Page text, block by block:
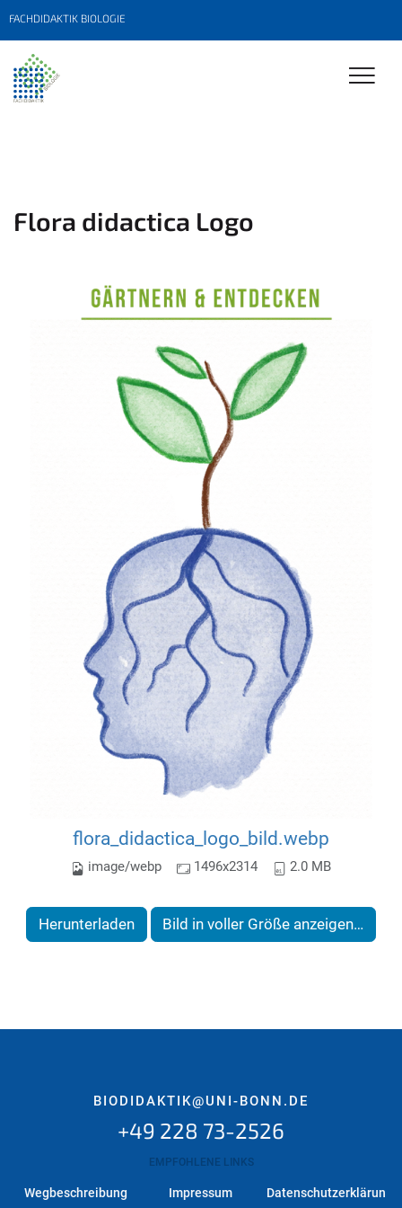
FACHDIDAKTIK BIOLOGIE
Flora didactica Logo
flora_didactica_logo_bild.webp
image/webp 1496x2314 2.0 MB
Herunterladen Bild in voller Größe anzeigen…
BIODIDAKTIK@UNI-BONN.DE
+49 228 73-2526
EMPFOHLENE LINKS
Wegbeschreibung Impressum
Datenschutzerklärun